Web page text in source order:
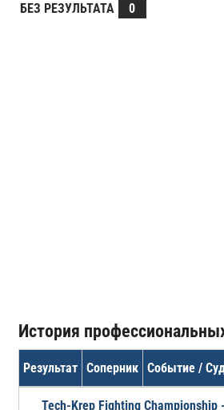
БЕЗ РЕЗУЛЬТАТА
0
История
Результат Соперник Событие /
Tech-Krep Fighting Championship